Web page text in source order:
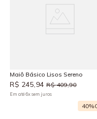
Maiô Básico Lisos Sereno
R$ 245,94 R$ 409,90
Em até6xsem juros
40%